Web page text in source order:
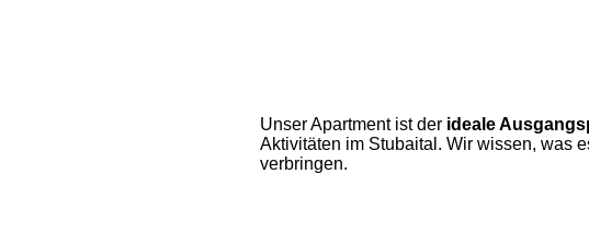
Unser Apartment ist der ideale
Aktivitäten im Stubaital. Wir wissen, was
verbringen.